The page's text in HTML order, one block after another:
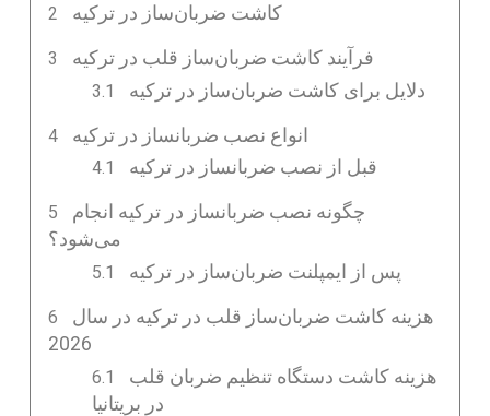
کاشت ضربان‌ساز در ترکیه
فرآیند کاشت ضربان‌ساز قلب در ترکیه
دلایل برای کاشت ضربان‌ساز در ترکیه
انواع نصب ضربانساز در ترکیه
قبل از نصب ضربانساز در ترکیه
چگونه نصب ضربانساز در ترکیه انجام
می‌شود؟
پس از ایمپلنت ضربان‌ساز در ترکیه
هزینه کاشت ضربان‌ساز قلب در ترکیه در سال
2026
هزینه کاشت دستگاه تنظیم ضربان قلب
در بریتانیا